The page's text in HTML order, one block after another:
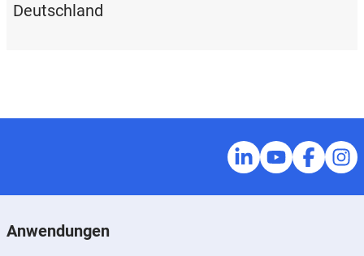
Deutschland
Anwendungen